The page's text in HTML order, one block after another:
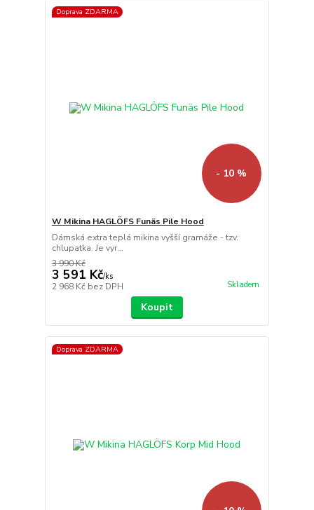
Doprava ZDARMA
- 10 %
W Mikina HAGLÖFS Funäs Pile Hood
Dámská extra teplá mikina vyšší gramáže - tzv.
chlupatka. Je vyr...
3 990 Kč
3 591 Kč/ks
2 968 Kč bez DPH Skladem
Koupit
Doprava ZDARMA